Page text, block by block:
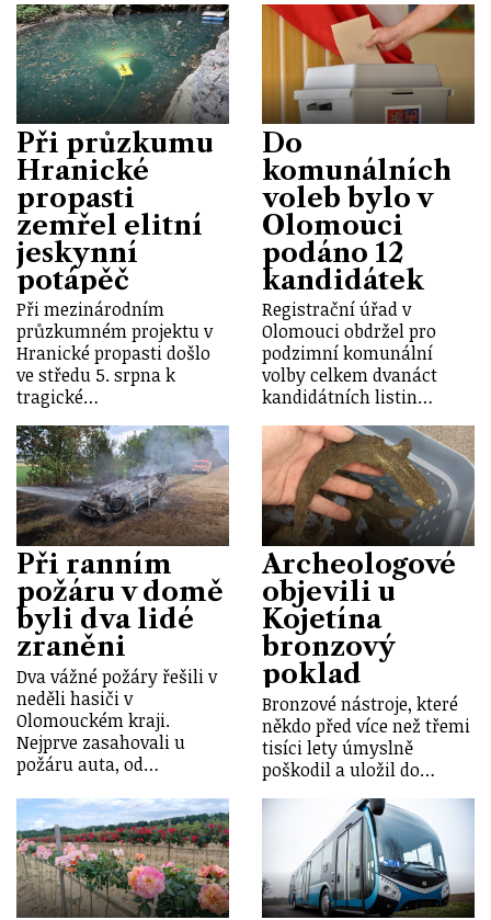
Při průzkumu
Hranické
propasti
zemřel elitní
jeskynní
potápěč
Při mezinárodním
průzkumném projektu v
Hranické propasti došlo
ve středu 5. srpna k
tragické…
Do
komunálních
voleb bylo v
Olomouci
podáno 12
kandidátek
Registrační úřad v
Olomouci obdržel pro
podzimní komunální
volby celkem dvanáct
kandidátních listin…
Při ranním
požáru v domě
byli dva lidé
zraněni
Dva vážné požáry řešili v
neděli hasiči v
Olomouckém kraji.
Nejprve zasahovali u
požáru auta, od…
Archeologové
objevili u
Kojetína
bronzový
poklad
Bronzové nástroje, které
někdo před více než třemi
tisíci lety úmyslně
poškodil a uložil do…